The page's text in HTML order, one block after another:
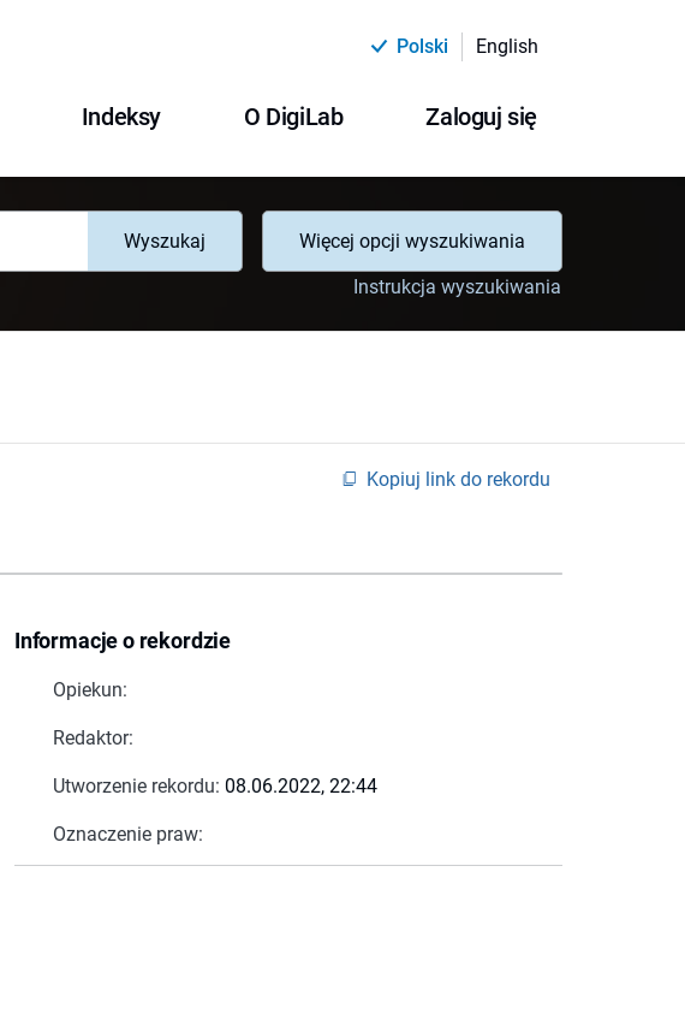
Polski English
Indeksy O DigiLab Zaloguj się
Wyszukaj
Więcej opcji wyszukiwania
Instrukcja wyszukiwania
Kopiuj link do rekordu
Informacje o rekordzie
Opiekun:
Redaktor:
Utworzenie rekordu: 08.06.2022, 22:44
Oznaczenie praw: